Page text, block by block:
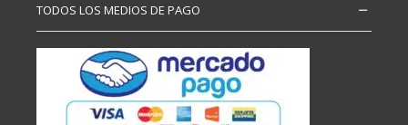
TODOS LOS MEDIOS DE PAGO